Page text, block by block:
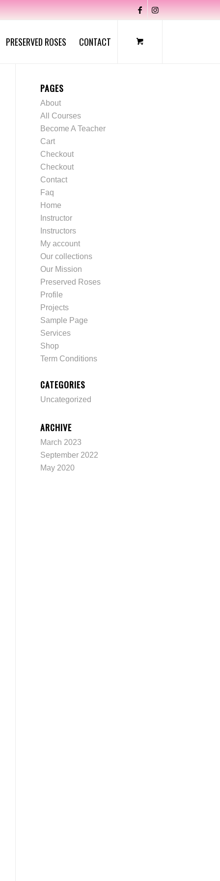
PRESERVED ROSES CONTACT
PAGES
About
All Courses
Become A Teacher
Cart
Checkout
Checkout
Contact
Faq
Home
Instructor
Instructors
My account
Our collections
Our Mission
Preserved Roses
Profile
Projects
Sample Page
Services
Shop
Term Conditions
CATEGORIES
Uncategorized
ARCHIVE
March 2023
September 2022
May 2020